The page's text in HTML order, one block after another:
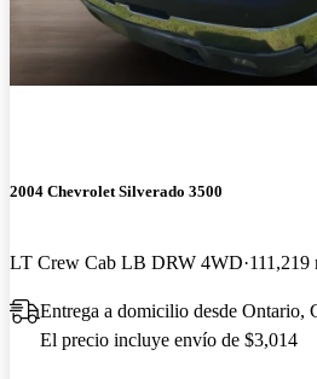
2004 Chevrolet Silverado 3500
LT Crew Cab LB DRW 4WD 111,219
Entrega a domicilio desde Ontario,
El precio incluye envío de $3,014